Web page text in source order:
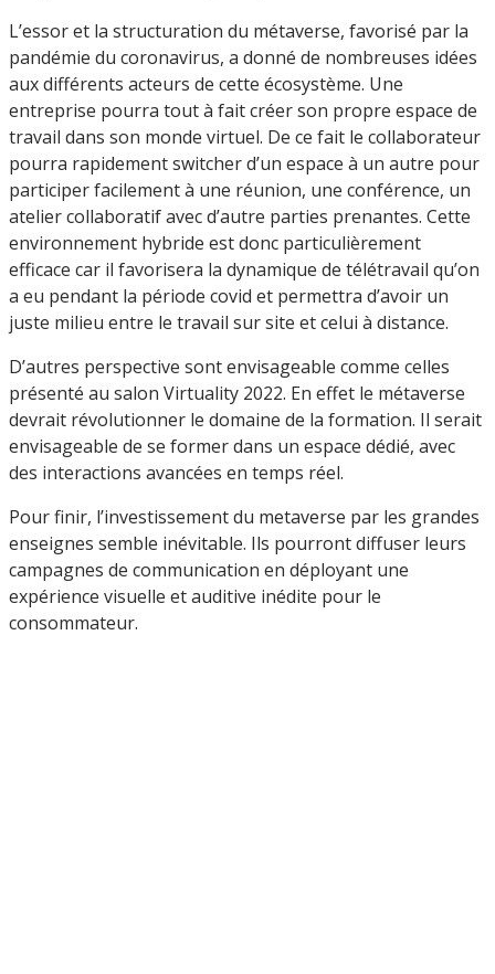
L’essor et la structuration du métaverse, favorisé par la
pandémie du coronavirus, a donné de nombreuses idées
aux différents acteurs de cette écosystème. Une
entreprise pourra tout à fait créer son propre espace de
travail dans son monde virtuel. De ce fait le collaborateur
pourra rapidement switcher d’un espace à un autre pour
participer facilement à une réunion, une conférence, un
atelier collaboratif avec d’autre parties prenantes. Cette
environnement hybride est donc particulièrement
efficace car il favorisera la dynamique de télétravail qu’on
a eu pendant la période covid et permettra d’avoir un
juste milieu entre le travail sur site et celui à distance.
D’autres perspective sont envisageable comme celles
présenté au salon Virtuality 2022. En effet le métaverse
devrait révolutionner le domaine de la formation. Il serait
envisageable de se former dans un espace dédié, avec
des interactions avancées en temps réel.
Pour finir, l’investissement du metaverse par les grandes
enseignes semble inévitable. Ils pourront diffuser leurs
campagnes de communication en déployant une
expérience visuelle et auditive inédite pour le
consommateur.